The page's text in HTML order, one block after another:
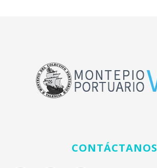
CONTÁCTANOS